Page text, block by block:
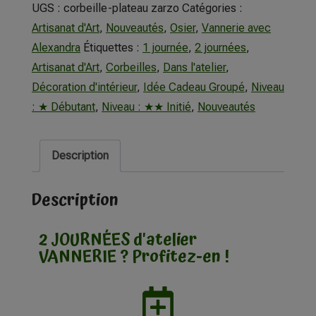
UGS : corbeille-plateau zarzo Catégories :
Artisanat d'Art, Nouveautés, Osier, Vannerie avec
Alexandra Étiquettes : 1 journée, 2 journées,
Artisanat d'Art, Corbeilles, Dans l'atelier,
Décoration d'intérieur, Idée Cadeau Groupé, Niveau
: ★ Débutant, Niveau : ★★ Initié, Nouveautés
Description
Description
2 JOURNÉES d'atelier
VANNERIE ? Profitez-en !